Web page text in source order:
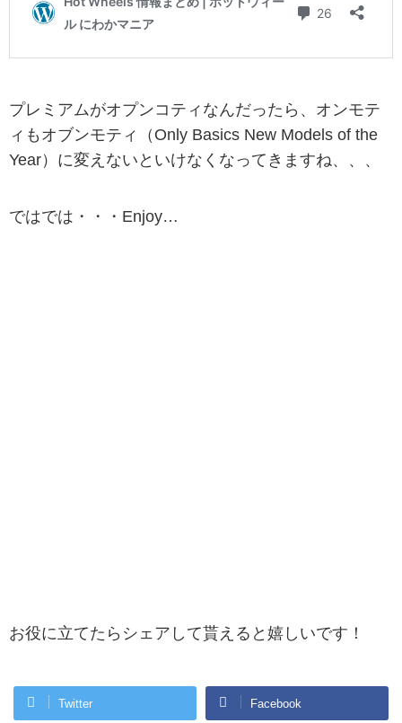
プレミアムがオプンコティなんだったら、オンモテ
ィもオブンモティ（Only Basics New Models of the
Year）に変えないといけなくなってきますね、、、
ではでは・・・Enjoy…
お役に立てたらシェアして貰えると嬉しいです！
Twitter Facebook